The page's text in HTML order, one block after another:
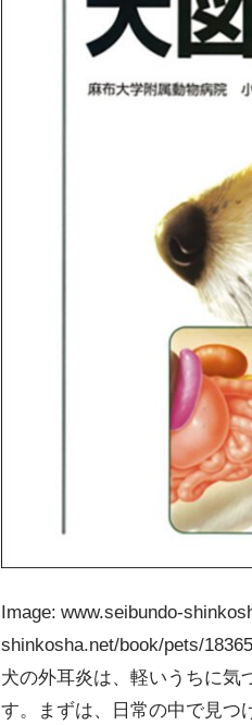
Image: www.seibundo-
shinkosha.net/book/pets/
犬の外耳炎は、軽いうちに気
す。まずは、日常の中で見つ